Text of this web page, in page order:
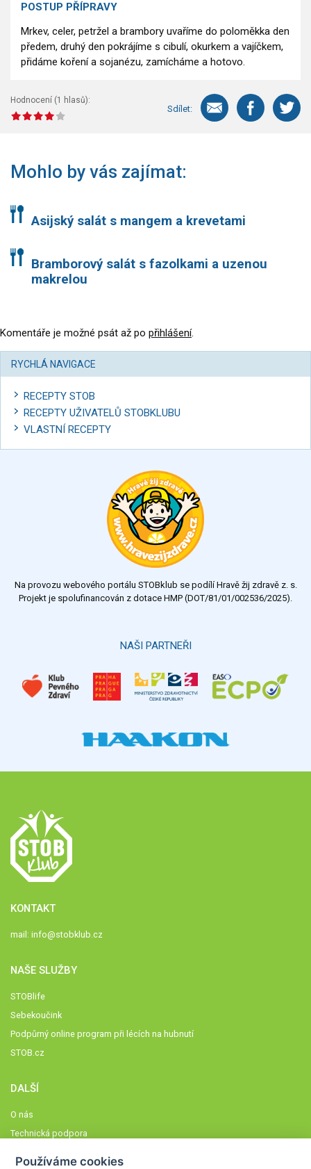
POSTUP PŘÍPRAVY
Mrkev, celer, petržel a brambory uvaříme do poloměkka den
předem, druhý den pokrájíme s cibulí, okurkem a vajíčkem,
přidáme koření a sojanézu, zamícháme a hotovo.
Hodnocení (1 hlasů):
Sdílet:
Mohlo by vás zajímat:
Asijský salát s mangem a krevetami
Bramborový salát s fazolkami a uzenou
makrelou
Komentáře je možné psát až po přihlášení.
RYCHLÁ NAVIGACE
RECEPTY STOB
RECEPTY UŽIVATELŮ STOBKLUBU
VLASTNÍ RECEPTY
Na provozu webového portálu STOBklub se podílí Hravě žij zdravě z. s.
Projekt je spolufinancován z dotace HMP (DOT/81/01/002536/2025).
NAŠI PARTNEŘI
KONTAKT
mail: info@stobklub.cz
NAŠE SLUŽBY
STOBlife
Sebekoučink
Podpůrný online program při lécích na hubnutí
STOB.cz
DALŠÍ
O nás
Technická podpora
Používáme cookies